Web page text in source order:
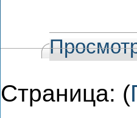
Страница: (